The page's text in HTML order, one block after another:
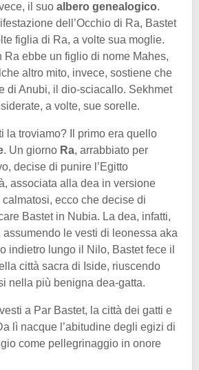
il suo albero genealogico.
dell’Occhio di Ra, Bastet
figlia di Ra, a volte sua moglie.
Ra ebbe un figlio di nome Mahes,
altro mito, invece, sostiene che
di Anubi, il dio-sciacallo. Sekhmet
a volte, sue sorelle.
la troviamo? Il primo era quello
. Un giorno Ra, arrabbiato per
decise di punire l’Egitto
associata alla dea in versione
calmatosi, ecco che decise di
Bastet in Nubia. La dea, infatti,
le vesti di leonessa aka
indietro lungo il Nilo, Bastet fece il
città sacra di Iside, riuscendo
nella più benigna dea-gatta.
a Par Bastet, la città dei gatti e
lì nacque l’abitudine degli egizi di
come pellegrinaggio in onore